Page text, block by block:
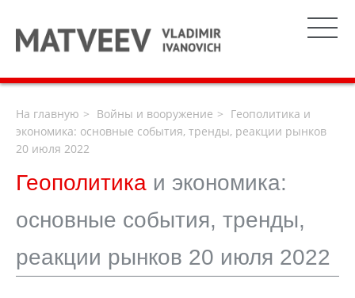
На главную Войны и вооружение
Геополитика и
экономика: основные события, тренды, реакции рынков
20 июля 2022
Геополитика и экономика:
основные события, тренды,
реакции рынков 20 июля 2022